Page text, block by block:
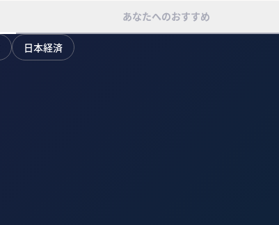
あなたへのおすすめ
日本経済